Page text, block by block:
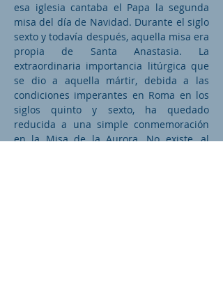
esa iglesia cantaba el Papa la segunda
misa del día de Navidad. Durante el siglo
sexto y todavía después, aquella misa era
propia de Santa Anastasia. La
extraordinaria importancia litúrgica que
se dio a aquella mártir, debida a las
condiciones imperantes en Roma en los
siglos quinto y sexto, ha quedado
reducida a una simple conmemoración
en la Misa de la Aurora. No existe, al